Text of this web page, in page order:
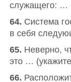
служащего: …
64. Система
в себя
65. Неверно,
это …
66.